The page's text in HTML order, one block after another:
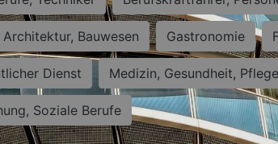
Architektur, Bauwesen Gastronomie
Dienst Medizin, Gesundheit, Pflege
Soziale Berufe